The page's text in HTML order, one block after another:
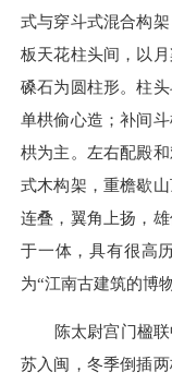
式与穿斗式混合构
板天花柱头间，以
磉石为圆柱形。柱
单栱偷心造；补间
栱为主。左右配殿
式木构架，重檐歇
连叠，翼角上扬，
于一体，具有很高
为“江南古建筑的博
陈太尉宫门楹联
苏入闽，冬季倒插